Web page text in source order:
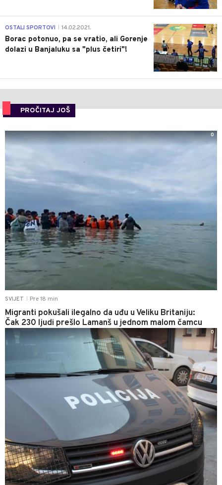
3
OSTALI SPORTOVI 14.02.2021.
Borac potonuo, pa se vratio, ali Gorenje
dolazi u Banjaluku sa "plus četiri"!
PROČITAJ JOŠ
SVIJET Pre 18 min
Migranti pokušali ilegalno da uđu u Veliku Britaniju:
Čak 230 ljudi prešlo Lamanš u jednom malom čamcu
0
0